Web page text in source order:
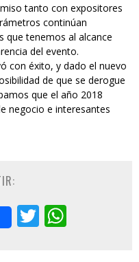
tanto con expositores
continúan
que tenemos al alcance
del evento.
con éxito, y dado el nuevo
de que se derogue
que el año 2018
negocio e interesantes
Twitter